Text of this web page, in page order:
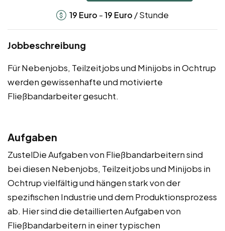
19 Euro -19 Euro / Stunde
Jobbeschreibung
Für Nebenjobs, Teilzeitjobs und Minijobs in Ochtrup
werden gewissenhafte und motivierte
Fließbandarbeiter gesucht.
Aufgaben
ZustelDie Aufgaben von Fließbandarbeitern sind
bei diesen Nebenjobs, Teilzeitjobs und Minijobs in
Ochtrup vielfältig und hängen stark von der
spezifischen Industrie und dem Produktionsprozess
ab. Hier sind die detaillierten Aufgaben von
Fließbandarbeitern in einer typischen